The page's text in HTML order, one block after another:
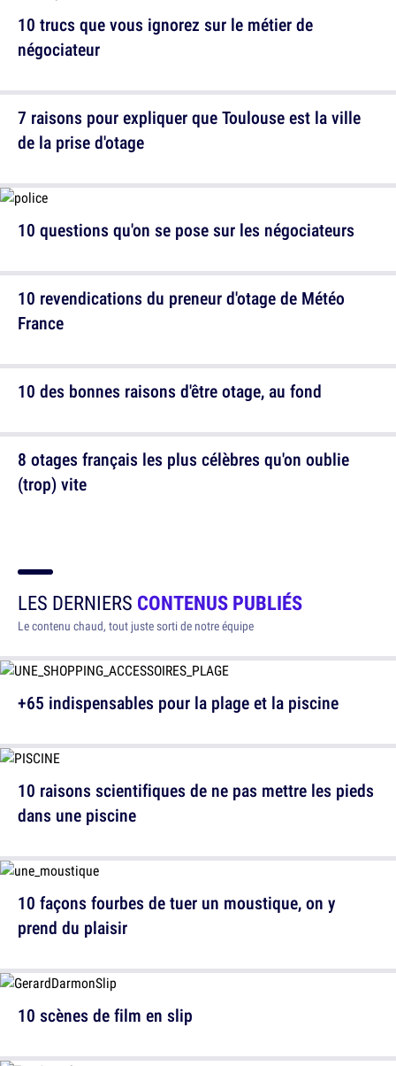
10 trucs que vous ignorez sur le métier de
négociateur
10 questions qu'on se pose sur les négociateurs
10 revendications du preneur d'otage de Météo
France
8 otages français les plus célèbres qu'on oublie
(trop) vite
7 raisons pour expliquer que Toulouse est la ville
de la prise d'otage
10 des bonnes raisons d'être otage, au fond
LES DERNIERS CONTENUS PUBLIÉS
Le contenu chaud, tout juste sorti de notre équipe
+65 indispensables pour la plage et la piscine
10 façons fourbes de tuer un moustique, on y
prend du plaisir
10 raisons scientifiques de ne pas mettre les pieds
dans une piscine
10 scènes de film en slip